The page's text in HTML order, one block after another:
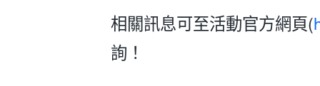
相關訊息可至活動官方網頁(
詢！